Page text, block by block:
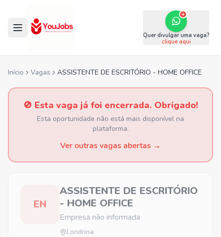
Quer divulgar uma vaga?
clique aqui
Início Vagas ASSISTENTE DE ESCRITÓRIO - HOME OFFICE
🚫 Esta vaga já foi encerrada. Obrigado!
Esta oportunidade não está mais disponível na
plataforma.
Ver outras vagas abertas →
EN
ASSISTENTE DE ESCRITÓRIO
- HOME OFFICE
Empresa não informada
Londrina